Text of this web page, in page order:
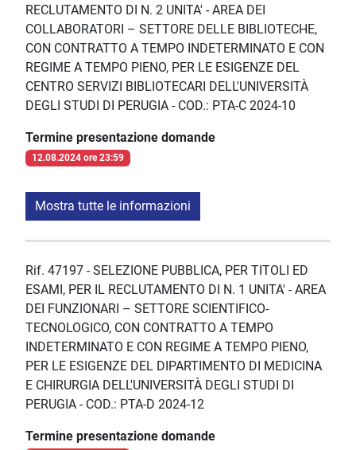
RECLUTAMENTO DI N. 2 UNITA' - AREA DEI
COLLABORATORI – SETTORE DELLE BIBLIOTECHE,
CON CONTRATTO A TEMPO INDETERMINATO E CON
REGIME A TEMPO PIENO, PER LE ESIGENZE DEL
CENTRO SERVIZI BIBLIOTECARI DELL'UNIVERSITÀ
DEGLI STUDI DI PERUGIA - COD.: PTA-C 2024-10
Termine presentazione domande
12.08.2024 ore 23:59
Mostra tutte le informazioni
Rif. 47197 - SELEZIONE PUBBLICA, PER TITOLI ED
ESAMI, PER IL RECLUTAMENTO DI N. 1 UNITA' - AREA
DEI FUNZIONARI – SETTORE SCIENTIFICO-
TECNOLOGICO, CON CONTRATTO A TEMPO
INDETERMINATO E CON REGIME A TEMPO PIENO,
PER LE ESIGENZE DEL DIPARTIMENTO DI MEDICINA
E CHIRURGIA DELL'UNIVERSITÀ DEGLI STUDI DI
PERUGIA - COD.: PTA-D 2024-12
Termine presentazione domande